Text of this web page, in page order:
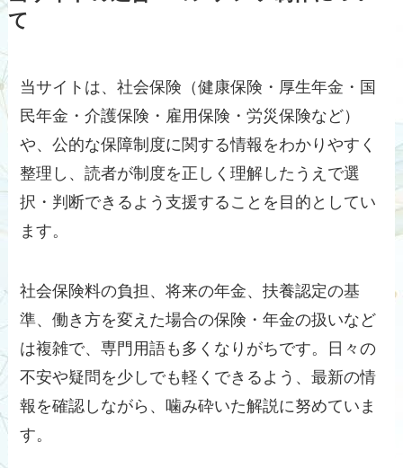
て
当サイトは、社会保険（健康保険・厚生年金・国
民年金・介護保険・雇用保険・労災保険など）
や、公的な保障制度に関する情報をわかりやすく
整理し、読者が制度を正しく理解したうえで選
択・判断できるよう支援することを目的としてい
ます。
社会保険料の負担、将来の年金、扶養認定の基
準、働き方を変えた場合の保険・年金の扱いなど
は複雑で、専門用語も多くなりがちです。日々の
不安や疑問を少しでも軽くできるよう、最新の情
報を確認しながら、噛み砕いた解説に努めていま
す。